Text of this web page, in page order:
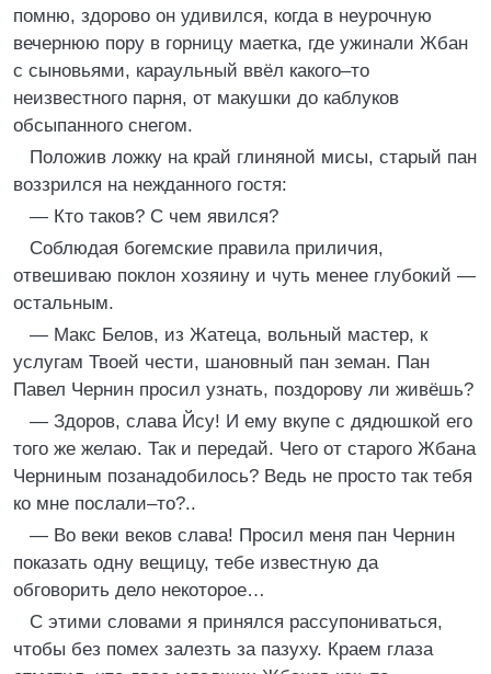
помню, здорово он удивился, когда в неурочную
вечернюю пору в горницу маетка, где ужинали Жбан
с сыновьями, караульный ввёл какого–то
неизвестного парня, от макушки до каблуков
обсыпанного снегом.
Положив ложку на край глиняной мисы, старый пан
воззрился на нежданного гостя:
— Кто таков? С чем явился?
Соблюдая богемские правила приличия,
отвешиваю поклон хозяину и чуть менее глубокий —
остальным.
— Макс Белов, из Жатеца, вольный мастер, к
услугам Твоей чести, шановный пан земан. Пан
Павел Чернин просил узнать, поздорову ли живёшь?
— Здоров, слава Йсу! И ему вкупе с дядюшкой его
того же желаю. Так и передай. Чего от старого Жбана
Черниным позанадобилось? Ведь не просто так тебя
ко мне послали–то?..
— Во веки веков слава! Просил меня пан Чернин
показать одну вещицу, тебе известную да
обговорить дело некоторое…
С этими словами я принялся рассупониваться,
чтобы без помех залезть за пазуху. Краем глаза